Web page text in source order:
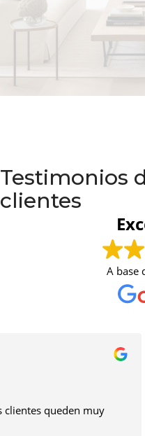
Testimonios
clientes
A base
Nicolas Saignol
La reforma de la casa ha